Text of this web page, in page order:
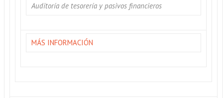
Auditoría de tesorería y pasivos financieros
MÁS INFORMACIÓN